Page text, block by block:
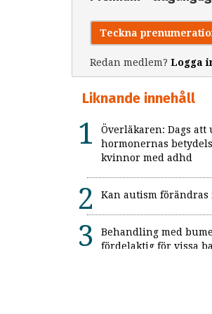
Teckna
Redan medlem? Logga
Liknande innehåll
Överläkaren: Dags att
hormonernas
kvinnor med adhd
Kan autism förändras
Behandling med
fördelaktig för vissa